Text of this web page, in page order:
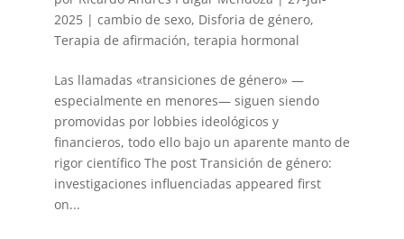
2025| cambio de sexo, Disforia de género,
Terapia de afirmación, terapia hormonal
Las llamadas «transiciones de género» —
especialmente en menores— siguen siendo
promovidas por lobbies ideológicos y
financieros, todo ello bajo un aparente manto de
rigor científico The post Transición de género:
investigaciones influenciadas appeared first
on...